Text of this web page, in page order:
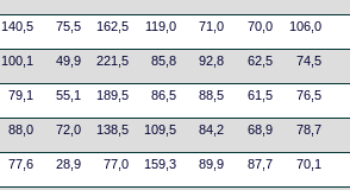
140,5 75,5 162,5 119,0 71,0 70,0 106,0
100,1 49,9 221,5 85,8 92,8 62,5 74,5
79,1 55,1 189,5 86,5 88,5 61,5 76,5
88,0 72,0 138,5 109,5 84,2 68,9 78,7
77,6 28,9 77,0 159,3 89,9 87,7 70,1